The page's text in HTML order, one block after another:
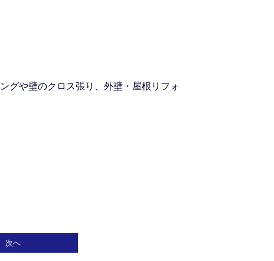
グや壁のクロス張り、外壁・屋根リフォ
次へ